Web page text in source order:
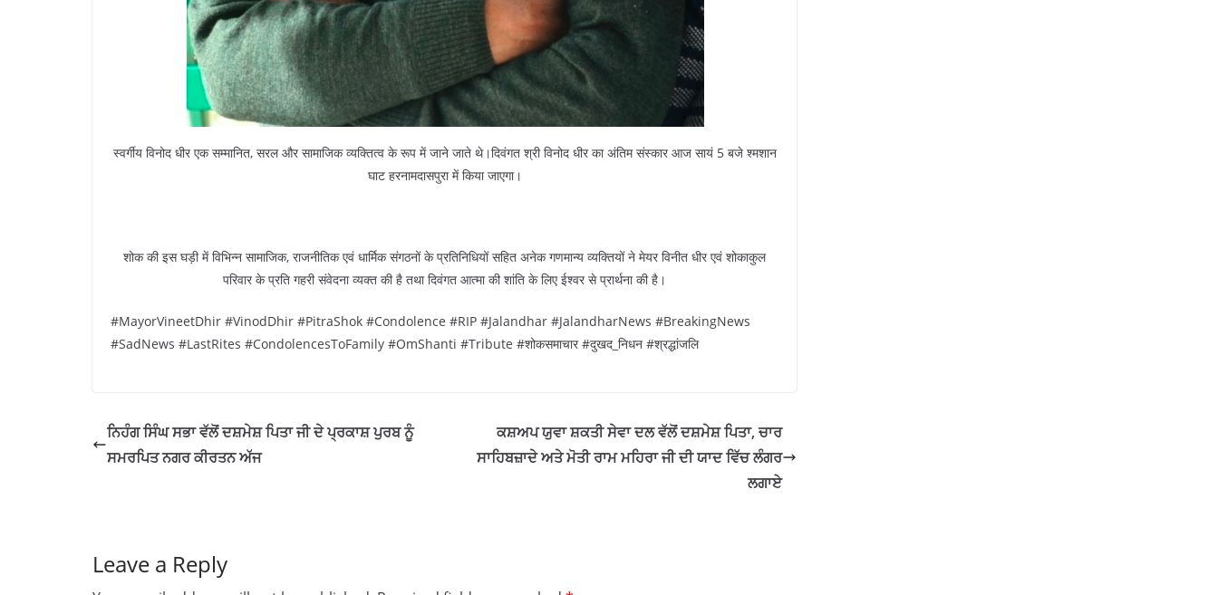
स्वर्गीय विनोद धीर एक सम्मानित, सरल और सामाजिक व्यक्तित्व के रूप में जाने जाते थे।दिवंगत श्री विनोद धीर का अंतिम संस्कार आज सायं 5 बजे श्मशान
घाट हरनामदासपुरा में किया जाएगा।
शोक की इस घड़ी में विभिन्न सामाजिक, राजनीतिक एवं धार्मिक संगठनों के प्रतिनिधियों सहित अनेक गणमान्य व्यक्तियों ने मेयर विनीत धीर एवं शोकाकुल
परिवार के प्रति गहरी संवेदना व्यक्त की है तथा दिवंगत आत्मा की शांति के लिए ईश्वर से प्रार्थना की है।
#MayorVineetDhir #VinodDhir #PitraShok #Condolence #RIP #Jalandhar #JalandharNews #BreakingNews
#SadNews #LastRites #CondolencesToFamily #OmShanti #Tribute #शोकसमाचार #दुखद_निधन #श्रद्धांजलि
ਨਿਹੰਗ ਸਿੰਘ ਸਭਾ ਵੱਲੋਂ ਦਸ਼ਮੇਸ਼ ਪਿਤਾ ਜੀ ਦੇ ਪ੍ਰਕਾਸ਼ ਪੁਰਬ ਨੂੰ
ਸਮਰਪਿਤ ਨਗਰ ਕੀਰਤਨ ਅੱਜ
ਕਸ਼ਅਪ ਯੁਵਾ ਸ਼ਕਤੀ ਸੇਵਾ ਦਲ ਵੱਲੋਂ ਦਸ਼ਮੇਸ਼ ਪਿਤਾ, ਚਾਰ
ਸਾਹਿਬਜ਼ਾਦੇ ਅਤੇ ਮੋਤੀ ਰਾਮ ਮਹਿਰਾ ਜੀ ਦੀ ਯਾਦ ਵਿੱਚ ਲੰਗਰ
ਲਗਾਏ
Leave a Reply